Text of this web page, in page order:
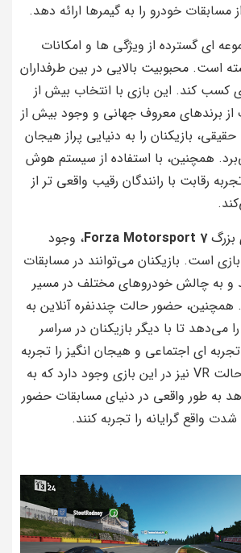
مسابقات خودرو را به گیمرها ارائه دهد.
ای گسترده از ویژگی‌ ها و امکانات
است. محبوبیت بالایی در بین طرفداران
کسب کند. این بازی با انتخاب بیش از
از برندهای معروف جهانی و وجود بیش از
حقیقی، بازیکنان را به دنیایی پراز هیجان
همچنین، با استفاده از سیستم هوش
رقابت با رانندگان رقیب واقعی‌ تر از
بزرگForza Motorsport 7، وجود
است. بازیکنان می‌توانند در مسابقات
و به چالش خودروهای مختلف در مسیر
همچنین، حضور حالت چندنفره آنلاین به
می‌دهد تا با دیگر بازیکنان در سراسر
ای اجتماعی و هیجان‌ انگیز را تجربه
کنند. علاوه بر این، حالت VR نیز در این بازی وجود دارد که به
به طور واقعی در دنیای مسابقات حضور
واقع‌ گرایانه را تجربه کنند.